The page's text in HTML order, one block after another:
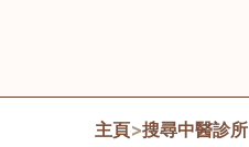
主頁>搜尋中醫診所